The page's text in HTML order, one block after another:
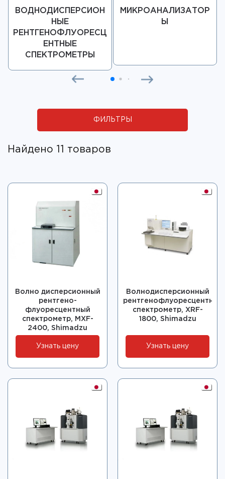
ВОДНОДИСПЕРСИОН
НЫЕ
РЕНТГЕНОФЛУОРЕСЦ
ЕНТНЫЕ
СПЕКТРОМЕТРЫ
МИКРОАНАЛИЗАТОР
Ы
ФИЛЬТРЫ
Найдено 11 товаров
Волно дисперсионный
рентгено-
флуоресцентный
спектрометр, MXF-
2400, Shimadzu
Узнать цену
Волнодисперсионный
рентгенофлуоресцентный
спектрометр, XRF-
1800, Shimadzu
Узнать цену